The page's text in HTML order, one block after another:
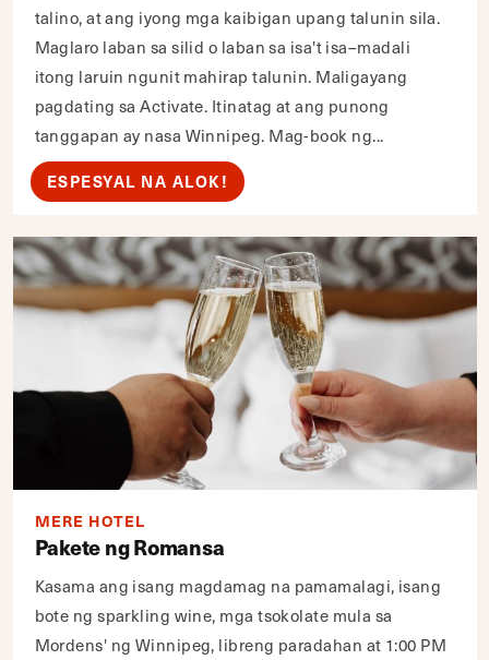
talino, at ang iyong mga kaibigan upang talunin sila.
Maglaro laban sa silid o laban sa isa't isa–madali
itong laruin ngunit mahirap talunin. Maligayang
pagdating sa Activate. Itinatag at ang punong
tanggapan ay nasa Winnipeg. Mag-book ng...
ESPESYAL NA ALOK!
MERE HOTEL
Pakete ng Romansa
Kasama ang isang magdamag na pamamalagi, isang
bote ng sparkling wine, mga tsokolate mula sa
Mordens' ng Winnipeg, libreng paradahan at 1:00 PM